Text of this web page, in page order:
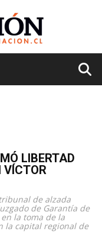
LIBERTAD
VÍCTOR
de alzada
de Garantía de
la toma de la
la capital regional de